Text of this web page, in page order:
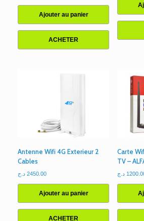
Ajouter au panier
ACHETER
Antenne Wifi 4G Exterieur 2
Cables
2450.00 د.ج
Ajouter au panier
ACHETER
Carte
TV –
د.ج